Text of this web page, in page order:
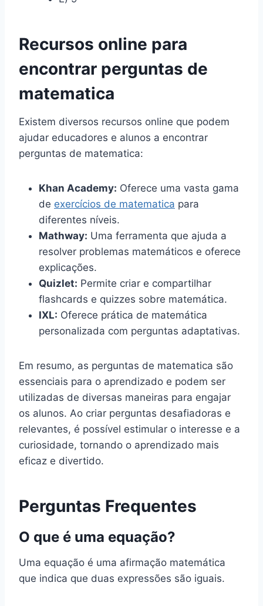
Recursos online para
encontrar perguntas de
matematica
Existem diversos recursos online que podem
ajudar educadores e alunos a encontrar
perguntas de matematica:
Khan Academy: Oferece uma vasta gama
de exercícios de matematica para
diferentes níveis.
Mathway: Uma ferramenta que ajuda a
resolver problemas matemáticos e oferece
explicações.
Quizlet: Permite criar e compartilhar
flashcards e quizzes sobre matemática.
IXL: Oferece prática de matemática
personalizada com perguntas adaptativas.
Em resumo, as perguntas de matematica são
essenciais para o aprendizado e podem ser
utilizadas de diversas maneiras para engajar
os alunos. Ao criar perguntas desafiadoras e
relevantes, é possível estimular o interesse e a
curiosidade, tornando o aprendizado mais
eficaz e divertido.
Perguntas Frequentes
O que é uma equação?
Uma equação é uma afirmação matemática
que indica que duas expressões são iguais.